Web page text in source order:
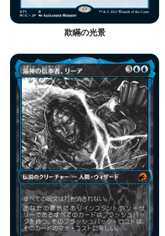
欺瞞の光景